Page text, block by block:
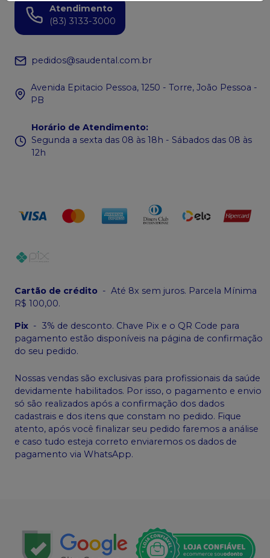
Atendimento
(83) 3133-3000
pedidos@saudental.com.br
Avenida Epitacio Pessoa, 1250 - Torre, João Pessoa -
PB
Horário de Atendimento:
Segunda a sexta das 08 às 18h - Sábados das 08 às
12h
Cartão de crédito - Até 8x sem juros. Parcela Mínima
R$ 100,00.
Pix - 3% de desconto. Chave Pix e o QR Code para
pagamento estão disponíveis na página de confirmação
do seu pedido.
Nossas vendas são exclusivas para profissionais da saúde
devidamente habilitados. Por isso, o pagamento e envio
só são realizados após a confirmação dos dados
cadastrais e dos itens que constam no pedido. Fique
atento, após você finalizar seu pedido faremos a análise
e caso tudo esteja correto enviaremos os dados de
pagamento via WhatsApp.